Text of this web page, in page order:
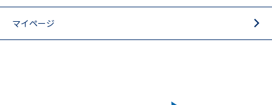
マイページ